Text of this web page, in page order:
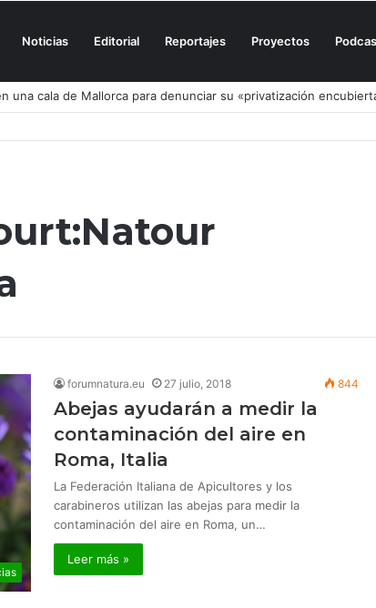
Noticias Editorial Reportajes Proyectos
una cala de Mallorca para denunciar su «privatización
forumnatura.eu 27 julio, 2018 844
Abejas ayudarán a medir la
contaminación del aire en
Roma, Italia
La Federación Italiana de Apicultores y los
carabineros utilizan las abejas para medir la
contaminación del aire en Roma, un…
Leer más »